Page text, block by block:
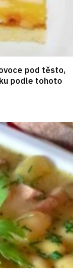
pod těsto,
podle tohoto